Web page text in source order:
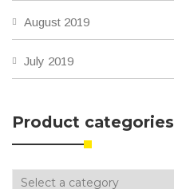
August 2019
July 2019
Product categories